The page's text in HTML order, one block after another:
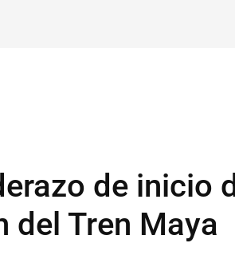
de inicio
del Tren Maya